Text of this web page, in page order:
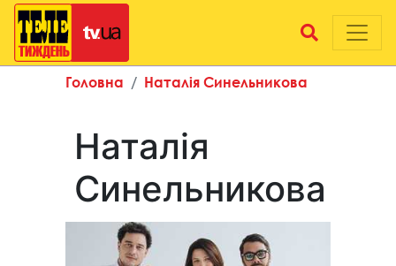
Головна Наталія Синельникова
Наталія
Синельникова